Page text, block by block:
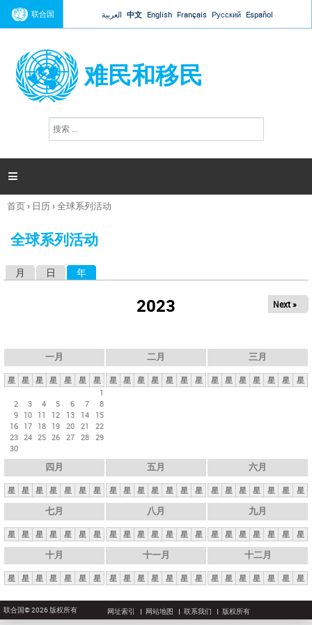
Jump to navigation
联合国 العربية 中文 English Français Русский Español
难民和移民
搜
索

你
这
首页› 日历›全球系列活动
全球系列活动
月 日 年
2023 Next »
一月
星 星 星 星 星 星
星
1
2
3 4 5 6 7
8
9 10 11 12 13 14
15
16 17 18 19 20 21
22
23 24 25 26 27 28 29
30
二月
星 星 星 星 星 星 星
三月
星 星 星 星 星 星 星
四月
星 星 星 星 星 星 星
五月
星 星 星 星 星 星 星
六月
星 星 星 星 星 星 星
七月
星 星 星 星 星 星 星
八月
星 星 星 星 星 星 星
九月
星 星 星 星 星 星 星
十月
星 星 星 星 星 星 星
十一月
星 星 星 星 星 星 星
十二月
星 星 星 星 星 星 星
联合国© 2026 版权所有 网址索引 网站地图 联系我们 版权所有